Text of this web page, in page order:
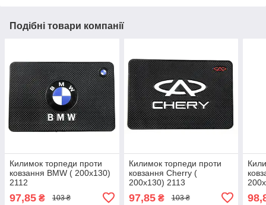
Подібні товари компанії
Килимок торпеди проти
ковзання BMW ( 200x130)
2112
97,85 ₴ 103 ₴
Килимок торпеди проти
ковзання Cherry (
200x130) 2113
97,85₴ 103 ₴